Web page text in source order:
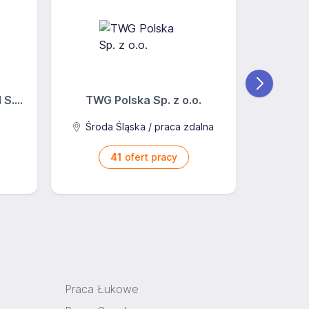
TWG Polska Sp. z o.o.
Środa Śląska / praca zdalna
41 ofert pracy
Praca Łukowe